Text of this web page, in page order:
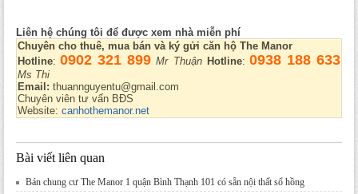
Liên hệ chúng tôi để được xem nhà miễn phí
Chuyên cho thuê, mua bán và ký gửi căn hộ The Manor
Hotline: 0902 321 899 Mr Thuận Hotline: 0938 188 633
Ms Thi
Email: thuannguyentu@gmail.com
Chuyên viên tư vấn BĐS
Website: canhothemanor.net
Bài viết liên quan
Bán chung cư The Manor 1 quận Bình Thạnh 101 có sẵn nội thất sổ hồng